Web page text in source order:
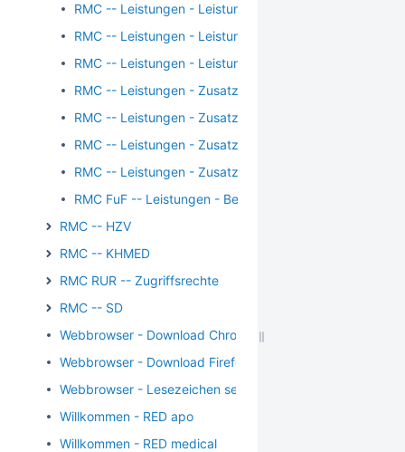
RMC -- Leistungen - Leistungskette manuell suchen
RMC -- Leistungen - Leistungskette suchen
RMC -- Leistungen - Leistung suchen
RMC -- Leistungen - Zusatzangaben - Beschreibung
RMC -- Leistungen - Zusatzangaben Besuche
RMC -- Leistungen - Zusatzangaben EBM
RMC -- Leistungen - Zusatzangaben Freier
RMC FuF -- Leistungen - Begründungen - Wegegeld
RMC -- HZV
RMC -- KHMED
RMC RUR -- Zugriffsrechte
RMC -- SD
Webbrowser - Download Chrome
Webbrowser - Download Firefox
Webbrowser - Lesezeichen setzen
Willkommen - RED apo
Willkommen - RED medical